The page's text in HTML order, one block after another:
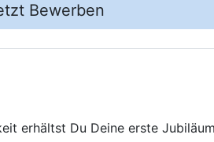
Bewerben
erhältst Du Deine erste